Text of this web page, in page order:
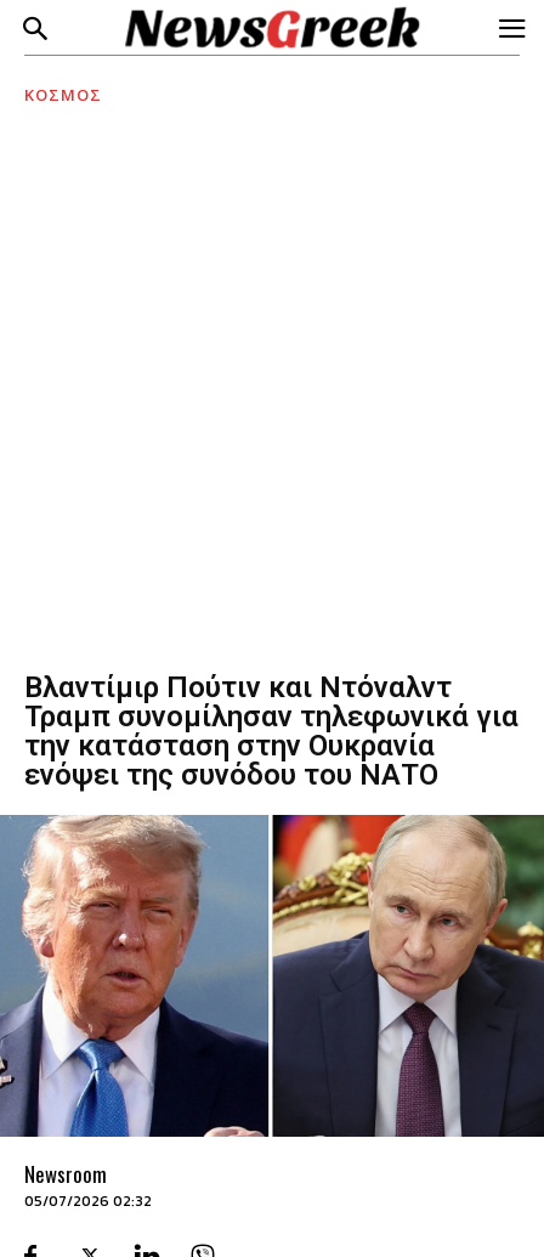
ΚΟΣΜΟΣ
Βλαντίμιρ Πούτιν και Ντόναλντ
Τραμπ συνομίλησαν τηλεφωνικά για
την κατάσταση στην Ουκρανία
ενόψει της συνόδου του ΝΑΤΟ
Newsroom
05/07/2026 02:32